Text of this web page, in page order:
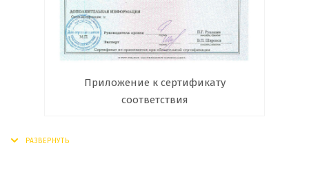
Приложение к сертификату
соответствия